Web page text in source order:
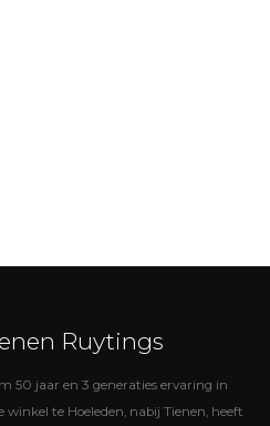
Ruytings
50 jaar en 3 generaties ervaring in
te Hoeleden, nabij Tienen, heeft